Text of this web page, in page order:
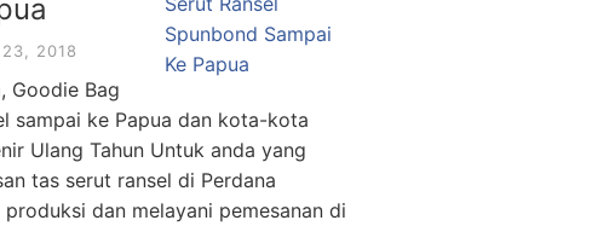
23, 2018
Goodie Bag
sampai ke Papua dan kota-kota
Ulang Tahun Untuk anda yang
tas serut ransel di Perdana
dan melayani pemesanan di